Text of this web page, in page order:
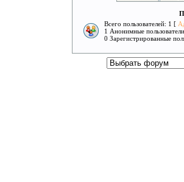
Всего пользователей: 1 [
1 Анонимные пользователи
0 Зарегистрированные